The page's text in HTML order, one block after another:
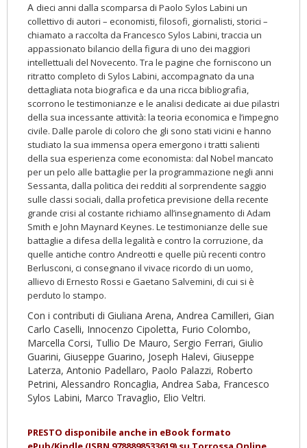
A dieci anni dalla scomparsa di Paolo Sylos Labini un
collettivo di autori – economisti, filosofi, giornalisti, storici –
chiamato a raccolta da Francesco Sylos Labini, traccia un
appassionato bilancio della figura di uno dei maggiori
intellettuali del Novecento. Tra le pagine che forniscono un
ritratto completo di Sylos Labini, accompagnato da una
dettagliata nota biografica e da una ricca bibliografia,
scorrono le testimonianze e le analisi dedicate ai due pilastri
della sua incessante attività: la teoria economica e l’impegno
civile. Dalle parole di coloro che gli sono stati vicini e hanno
studiato la sua immensa opera emergono i tratti salienti
della sua esperienza come economista: dal Nobel mancato
per un pelo alle battaglie per la programmazione negli anni
Sessanta, dalla politica dei redditi al sorprendente saggio
sulle classi sociali, dalla profetica previsione della recente
grande crisi al costante richiamo all’insegnamento di Adam
Smith e John Maynard Keynes. Le testimonianze delle sue
battaglie a difesa della legalità e contro la corruzione, da
quelle antiche contro Andreotti e quelle più recenti contro
Berlusconi, ci consegnano il vivace ricordo di un uomo,
allievo di Ernesto Rossi e Gaetano Salvemini, di cui si è
perduto lo stampo.
Con i contributi di Giuliana Arena, Andrea Camilleri, Gian
Carlo Caselli, Innocenzo Cipoletta, Furio Colombo,
Marcella Corsi, Tullio De Mauro, Sergio Ferrari, Giulio
Guarini, Giuseppe Guarino, Joseph Halevi, Giuseppe
Laterza, Antonio Padellaro, Paolo Palazzi, Roberto
Petrini, Alessandro Roncaglia, Andrea Saba, Francesco
Sylos Labini, Marco Travaglio, Elio Veltri.
PRESTO disponibile anche in eBook formato